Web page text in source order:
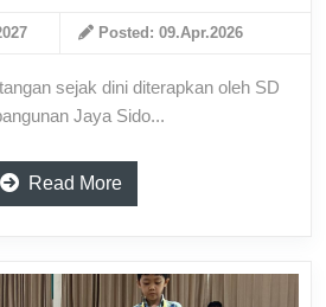
Posted: 09.Apr.2026
sejak dini diterapkan oleh SD
Jaya Sido...
Read More